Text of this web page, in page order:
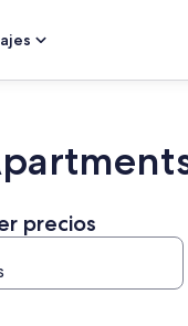
precios